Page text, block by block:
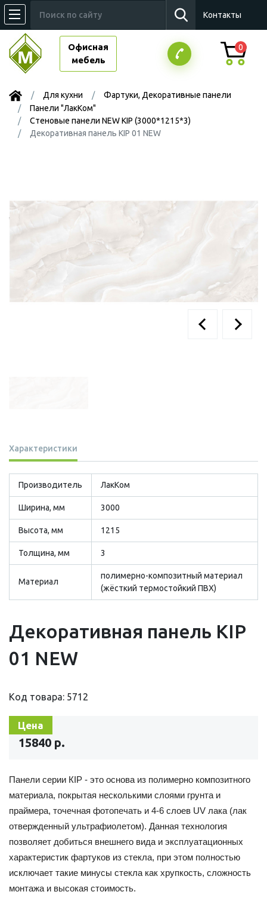
Контакты
Офисная
мебель
0
Для кухни
Фартуки, Декоративные панели
Панели "ЛакКом"
Стеновые панели NEW KIP (3000*1215*3)
Декоративная панель KIP 01 NEW
Характеристики
Производитель ЛакКом
Ширина, мм 3000
Высота, мм 1215
Толщина, мм 3
Материал
полимерно-композитный материал
(жёсткий термостойкий ПВХ)
Декоративная панель KIP
01 NEW
Код товара: 5712
Цена
15840 р.
Панели серии КIP - это основа из полимерно композитного
материала, покрытая несколькими слоями грунта и
праймера, точечная фотопечать и 4-6 слоев UV лака (лак
отвержденный ультрафиолетом). Данная технология
позволяет добиться внешнего вида и эксплуатационных
характеристик фартуков из стекла, при этом полностью
исключает такие минусы стекла как хрупкость, сложность
монтажа и высокая стоимость.